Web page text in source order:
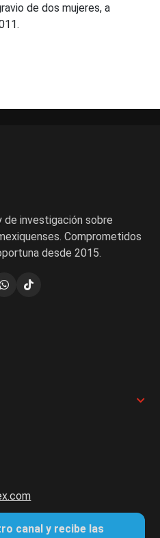
de dos mujeres, a
de investigación sobre
Comprometidos
desde 2015.
canal y recibe las